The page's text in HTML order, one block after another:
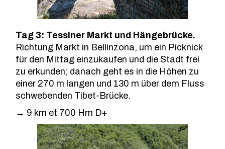
Tag 3: Tessiner Markt und Hängebrücke.
Richtung Markt in Bellinzona, um ein Picknick
für den Mittag einzukaufen und die Stadt frei
zu erkunden; danach geht es in die Höhen zu
einer 270 m langen und 130 m über dem Fluss
schwebenden Tibet-Brücke.
→ 9 km et 700 Hm D+